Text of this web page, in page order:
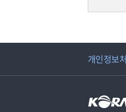
개인정보